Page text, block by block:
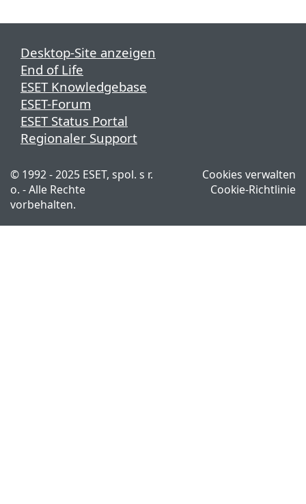
Desktop-Site anzeigen
End of Life
ESET Knowledgebase
ESET-Forum
ESET Status Portal
Regionaler Support
© 1992 - 2025 ESET, spol. s r.
o. - Alle Rechte
vorbehalten.
Cookies verwalten
Cookie-Richtlinie